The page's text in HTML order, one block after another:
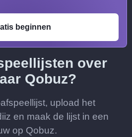
beginnen
over
Qobuz?
upload het
en maak de lijst in een
op Qobuz.